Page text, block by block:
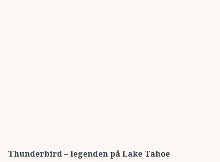
Thunderbird – legenden på Lake Tahoe